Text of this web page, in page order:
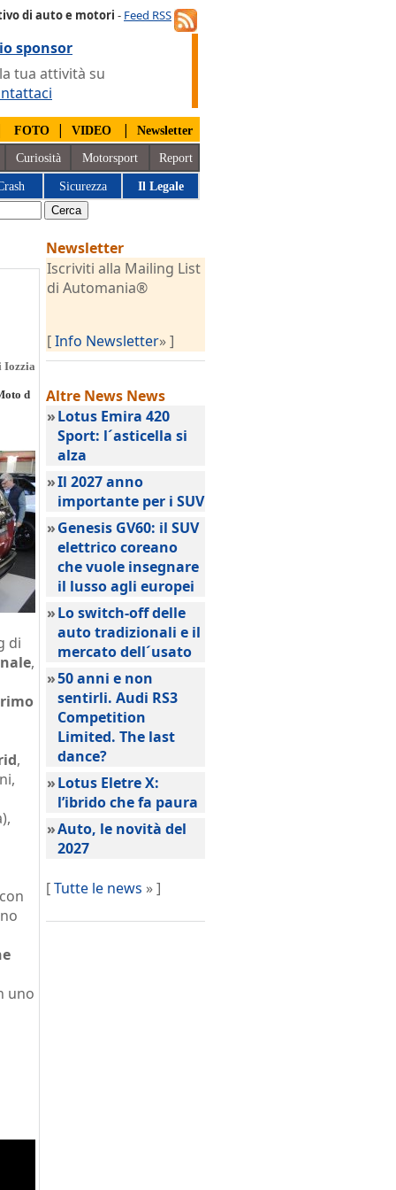
di auto e motori - Feed RSS
sponsor
tua attività su
FOTO | VIDEO | Newsletter
Curiosità Motorsport Report
Sicurezza Il Legale
Iozzia
d
di
,
,
uno
Newsletter
Iscriviti alla Mailing List
di Automania®
[Info Newsletter» ]
Altre News News
»Lotus Emira 420
Sport: l´asticella si
alza
»Il 2027 anno
importante per i SUV
»Genesis GV60: il SUV
elettrico coreano
che vuole insegnare
il lusso agli europei
»Lo switch-off delle
auto tradizionali e il
mercato dell´usato
»50 anni e non
sentirli. Audi RS3
Competition
Limited. The last
dance?
»Lotus Eletre X:
l’ibrido che fa paura
»Auto, le novità del
2027
[Tutte le news » ]